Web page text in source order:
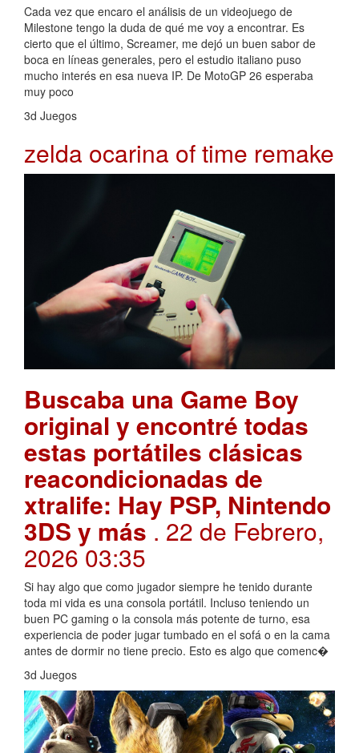
Cada vez que encaro el análisis de un videojuego de
Milestone tengo la duda de qué me voy a encontrar. Es
cierto que el último, Screamer, me dejó un buen sabor de
boca en líneas generales, pero el estudio italiano puso
mucho interés en esa nueva IP. De MotoGP 26 esperaba
muy poco
3d Juegos
zelda ocarina of time remake
Buscaba una Game Boy
original y encontré todas
estas portátiles clásicas
reacondicionadas de
xtralife: Hay PSP, Nintendo
3DS y más. 22 de Febrero,
2026 03:35
Si hay algo que como jugador siempre he tenido durante
toda mi vida es una consola portátil. Incluso teniendo un
buen PC gaming o la consola más potente de turno, esa
experiencia de poder jugar tumbado en el sofá o en la cama
antes de dormir no tiene precio. Esto es algo que comenc�
3d Juegos